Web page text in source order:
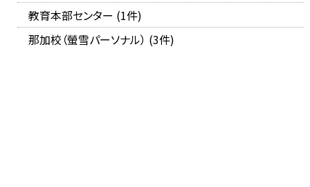
教育本部センター (1件)
那加校（螢雪パーソナル） (3件)